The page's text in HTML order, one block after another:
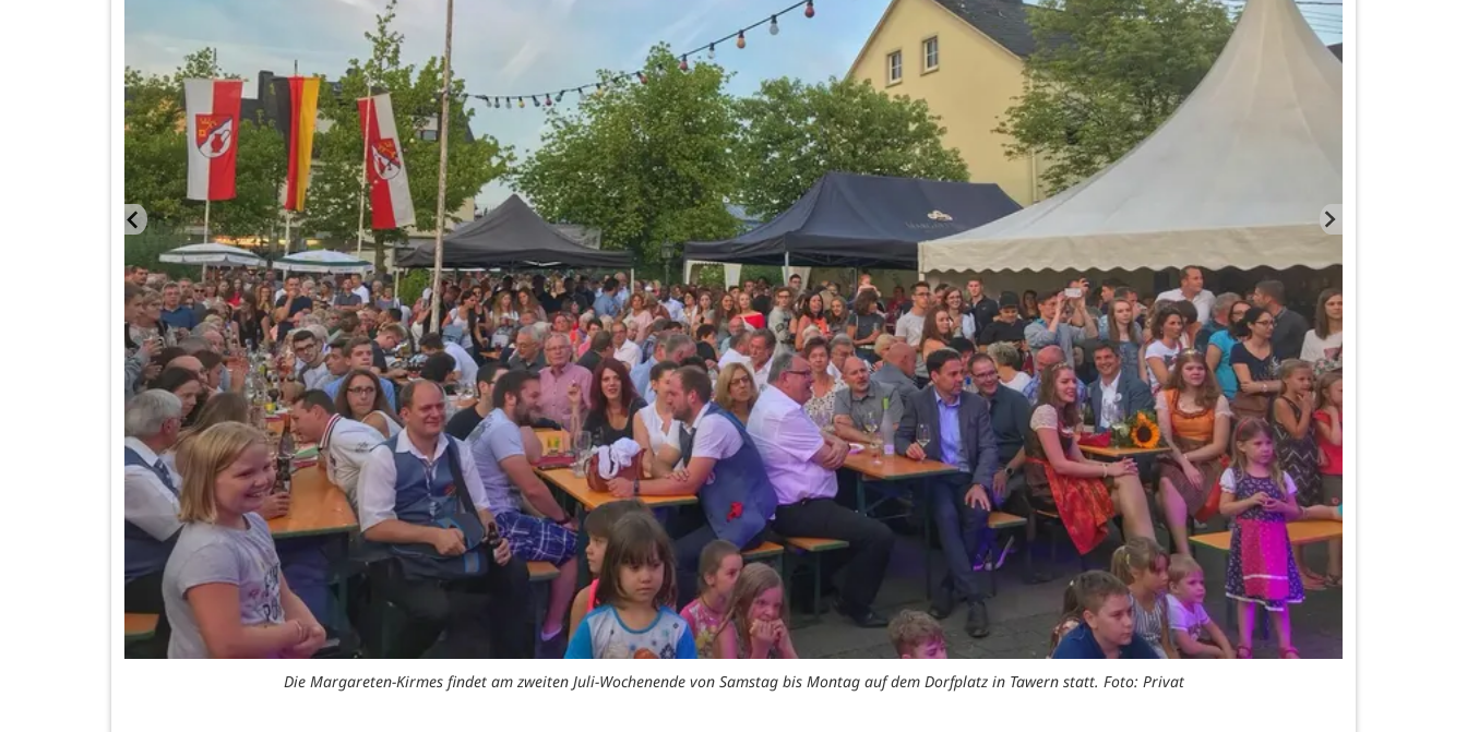
Die Margareten-Kirmes findet am zweiten Juli-Wochenende von Samstag bis Montag auf dem Dorfplatz in Tawern statt. Foto: Privat